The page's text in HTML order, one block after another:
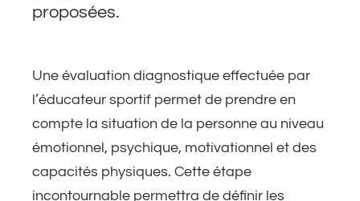
proposées.
Une évaluation diagnostique effectuée par
l’éducateur sportif permet de prendre en
compte la situation de la personne au niveau
émotionnel, psychique, motivationnel et des
capacités physiques. Cette étape
incontournable permettra de définir les